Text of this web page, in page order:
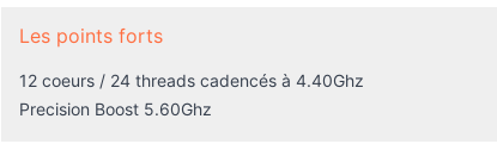
Les points forts
12 coeurs / 24 threads cadencés à 4.40Ghz
Precision Boost 5.60Ghz